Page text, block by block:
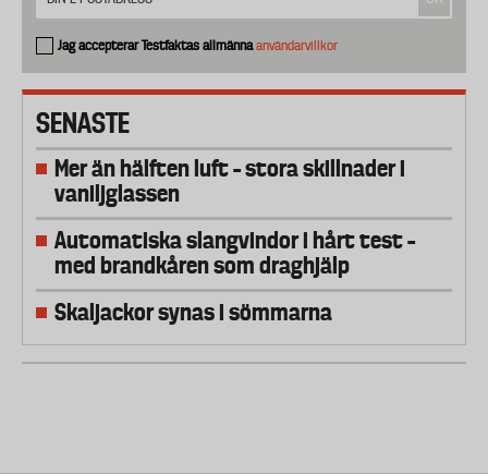
Jag accepterar Testfaktas allmännaanvändarvillkor
SENASTE
Mer än hälften luft – stora skillnader i
vaniljglassen
Automatiska slangvindor i hårt test –
med brandkåren som draghjälp
Skaljackor synas i sömmarna